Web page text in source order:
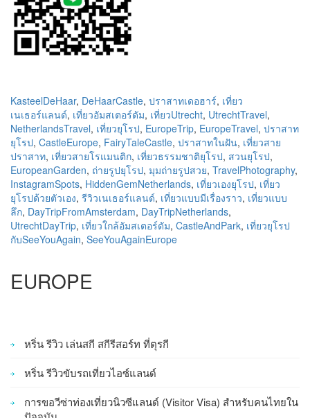
KasteelDeHaar, DeHaarCastle, ปราสาทเดอฮาร์, เที่ยว
เนเธอร์แลนด์, เที่ยวอัมสเตอร์ดัม, เที่ยวUtrecht, UtrechtTravel,
NetherlandsTravel, เที่ยวยุโรป, EuropeTrip, EuropeTravel, ปราสาท
ยุโรป, CastleEurope, FairyTaleCastle, ปราสาทในฝัน, เที่ยวสาย
ปราสาท, เที่ยวสายโรแมนติก, เที่ยวธรรมชาติยุโรป, สวนยุโรป,
EuropeanGarden, ถ่ายรูปยุโรป, มุมถ่ายรูปสวย, TravelPhotography,
InstagramSpots, HiddenGemNetherlands, เที่ยวเองยุโรป, เที่ยว
ยุโรปด้วยตัวเอง, รีวิวเนเธอร์แลนด์, เที่ยวแบบมีเรื่องราว, เที่ยวแบบ
ลึก, DayTripFromAmsterdam, DayTripNetherlands,
UtrechtDayTrip, เที่ยวใกล้อัมสเตอร์ดัม, CastleAndPark, เที่ยวยุโรป
กับSeeYouAgain, SeeYouAgainEurope
EUROPE
หริ่น รีวิว เล่นสกี สกีรีสอร์ท ที่ตุรกี
หริ่น รีวิวขับรถเที่ยวไอซ์แลนด์
การขอวีซ่าท่องเที่ยวนิวซีแลนด์ (Visitor Visa) สำหรับคนไทยใน